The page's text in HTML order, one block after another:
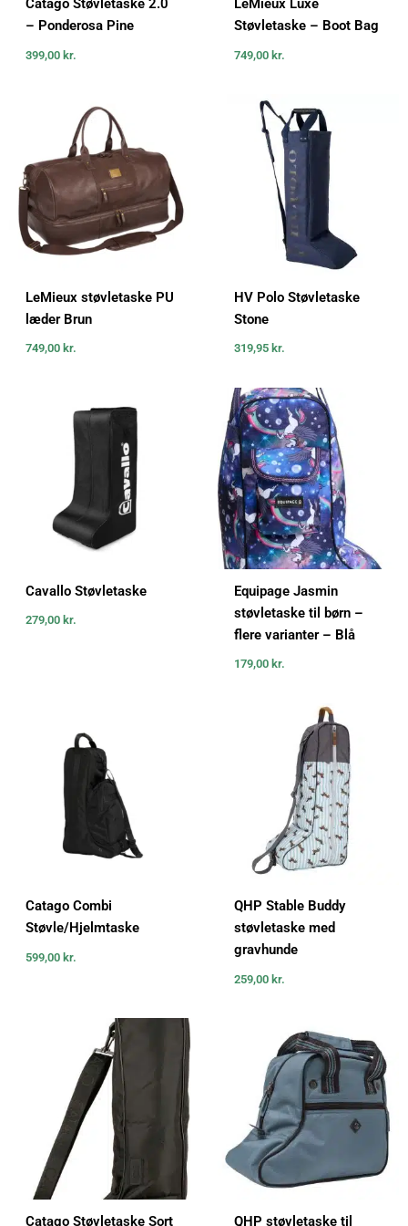
Catago Støvletaske 2.0
– Ponderosa Pine
399,00 kr.
LeMieux Luxe
Støvletaske – Boot Bag
749,00 kr.
LeMieux støvletaske PU
læder Brun
749,00 kr.
HV Polo Støvletaske
Stone
319,95 kr.
Cavallo Støvletaske
279,00 kr.
Equipage Jasmin
støvletaske til børn –
flere varianter – Blå
179,00 kr.
Catago Combi
Støvle/Hjelmtaske
599,00 kr.
QHP Stable Buddy
støvletaske med
gravhunde
259,00 kr.
Catago Støvletaske Sort QHP støvletaske til